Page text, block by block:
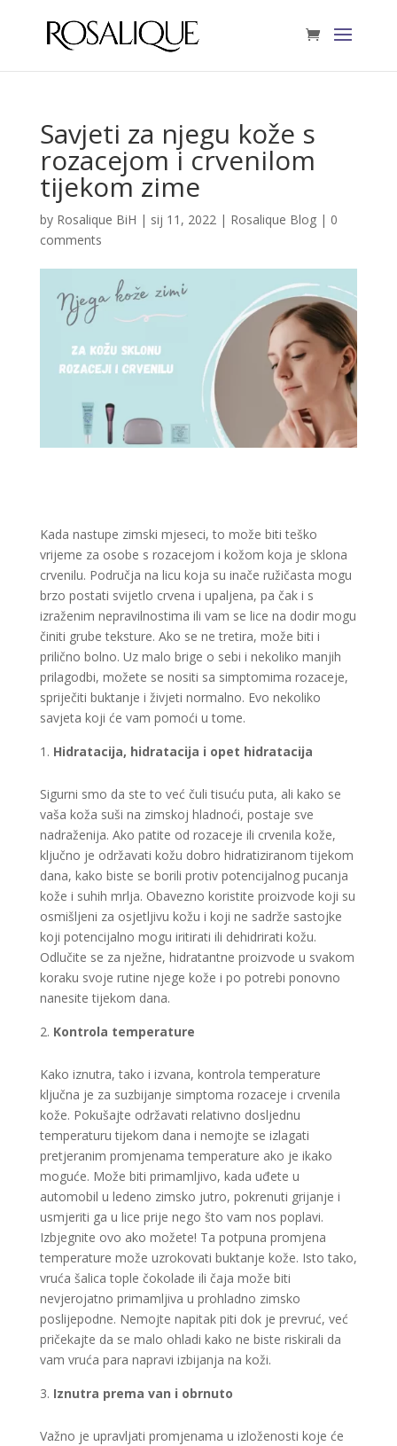
Savjeti za njegu kože s
rozacejom i crvenilom
tijekom zime
by Rosalique BiH | sij 11, 2022| Rosalique Blog| 0
comments
Kada nastupe zimski mjeseci, to može biti teško
vrijeme za osobe s rozacejom i kožom koja je sklona
crvenilu. Područja na licu koja su inače ružičasta mogu
brzo postati svijetlo crvena i upaljena, pa čak i s
izraženim nepravilnostima ili vam se lice na dodir mogu
činiti grube teksture. Ako se ne tretira, može biti i
prilično bolno. Uz malo brige o sebi i nekoliko manjih
prilagodbi, možete se nositi sa simptomima rozaceje,
spriječiti buktanje i živjeti normalno. Evo nekoliko
savjeta koji će vam pomoći u tome.
Hidratacija, hidratacija i opet hidratacija
Sigurni smo da ste to već čuli tisuću puta, ali kako se
vaša koža suši na zimskoj hladnoći, postaje sve
nadraženija. Ako patite od rozaceje ili crvenila kože,
ključno je održavati kožu dobro hidratiziranom tijekom
dana, kako biste se borili protiv potencijalnog pucanja
kože i suhih mrlja. Obavezno koristite proizvode koji su
osmišljeni za osjetljivu kožu i koji ne sadrže sastojke
koji potencijalno mogu iritirati ili dehidrirati kožu.
Odlučite se za nježne, hidratantne proizvode u svakom
koraku svoje rutine njege kože i po potrebi ponovno
nanesite tijekom dana.
Kontrola temperature
Kako iznutra, tako i izvana, kontrola temperature
ključna je za suzbijanje simptoma rozaceje i crvenila
kože. Pokušajte održavati relativno dosljednu
temperaturu tijekom dana i nemojte se izlagati
pretjeranim promjenama temperature ako je ikako
moguće. Može biti primamljivo, kada uđete u
automobil u ledeno zimsko jutro, pokrenuti grijanje i
usmjeriti ga u lice prije nego što vam nos poplavi.
Izbjegnite ovo ako možete! Ta potpuna promjena
temperature može uzrokovati buktanje kože. Isto tako,
vruća šalica tople čokolade ili čaja može biti
nevjerojatno primamljiva u prohladno zimsko
poslijepodne. Nemojte napitak piti dok je prevruć, već
pričekajte da se malo ohladi kako ne biste riskirali da
vam vruća para napravi izbijanja na koži.
Iznutra prema van i obrnuto
Važno je upravljati promjenama u izloženosti koje će